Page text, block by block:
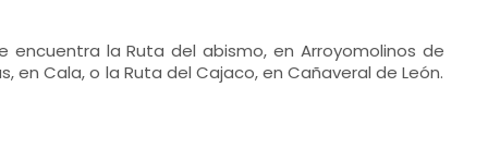
encuentra la Ruta del abismo, en Arroyomolinos de
en Cala, o la Ruta del Cajaco, en Cañaveral de León.